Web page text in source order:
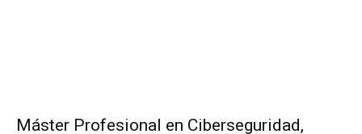
Máster Profesional en Ciberseguridad,